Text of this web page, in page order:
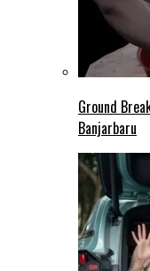
Ground
Banjarbaru